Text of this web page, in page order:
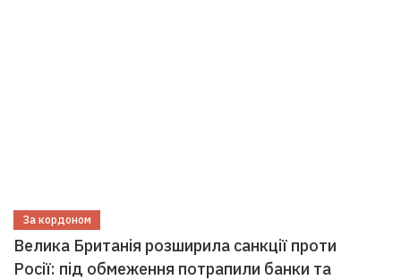
За кордоном
Велика Британія розширила санкції проти
Росії: під обмеження потрапили банки та